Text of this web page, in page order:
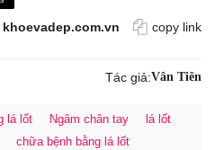
khoevadep.com.vn copy link
Tác giả:Vân Tiên
lá lốt Ngâm chân tay
lá lốt
chữa bệnh bằng lá lốt